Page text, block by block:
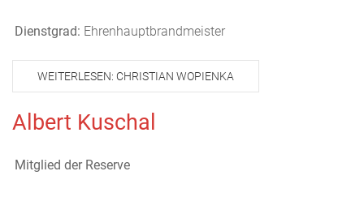
Dienstgrad: Ehrenhauptbrandmeister
WEITERLESEN: CHRISTIAN WOPIENKA
Albert Kuschal
Mitglied der Reserve